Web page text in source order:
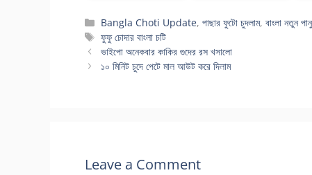
Categories
Bangla Choti Update,পাছার ফুটো চুদলাম,বাংলা নতুন
Tags
ফুফু চোদার বাংলা চটি
ভাইপো অনেকবার কাকির গুদের রস খসালো
১০ মিনিট চুদে পেটে মাল আউট করে দিলাম
Leave a Comment